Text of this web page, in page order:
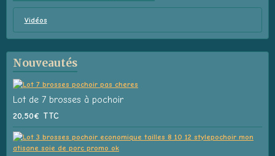
Vidéos
Nouveautés
Lot de 7 brosses à pochoir
20,50€ TTC